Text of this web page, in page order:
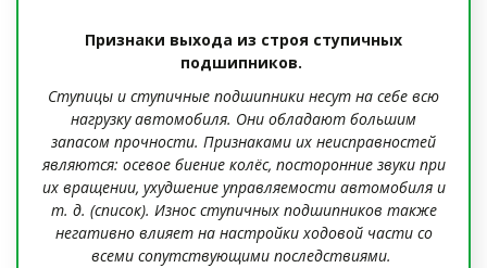
Признаки выхода из строя ступичных
подшипников.
Ступицы и ступичные подшипники несут на себе всю
нагрузку автомобиля. Они обладают большим
запасом прочности. Признаками их неисправностей
являются: осевое биение колёс, посторонние звуки при
их вращении, ухудшение управляемости автомобиля и
т. д. (список). Износ ступичных подшипников также
негативно влияет на настройки ходовой части со
всеми сопутствующими последствиями.